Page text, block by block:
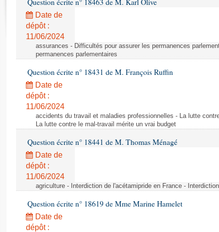
Rapports d'enquête
Rapports législatifs
Rapports sur l'application des lois
Baromètre de l’application des lois
Budget et sécurité sociale
Questions écrites et orales
Comptes rendus des débats
Question écrite n° 18463 de M. Karl Olive
Date de
dépôt :
11/06/2024
assurances - Difficultés pour assurer les permanences
permanences parlementaires
Question écrite n° 18431 de M. François Ruffin
Date de
dépôt :
11/06/2024
accidents du travail et maladies professionnelles - La lutte
La lutte contre le mal-travail mérite un vrai budget
Question écrite n° 18441 de M. Thomas Ménagé
Date de
dépôt :
11/06/2024
agriculture - Interdiction de l'acétamipride en France -
Question écrite n° 18619 de Mme Marine Hamelet
Date de
dépôt :